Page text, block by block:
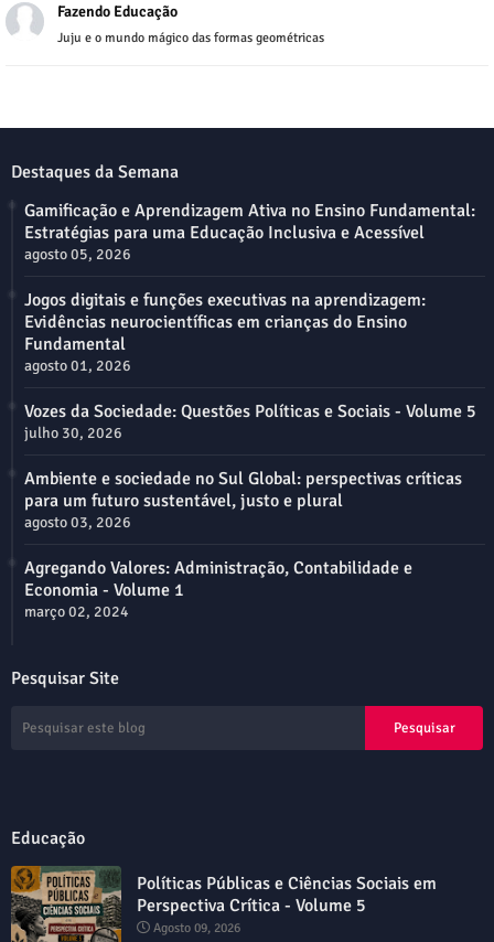
Fazendo Educação
Juju e o mundo mágico das formas geométricas
Destaques da Semana
Gamificação e Aprendizagem Ativa no Ensino Fundamental:
Estratégias para uma Educação Inclusiva e Acessível
agosto 05, 2026
Jogos digitais e funções executivas na aprendizagem:
Evidências neurocientíficas em crianças do Ensino
Fundamental
agosto 01, 2026
Vozes da Sociedade: Questões Políticas e Sociais - Volume 5
julho 30, 2026
Ambiente e sociedade no Sul Global: perspectivas críticas
para um futuro sustentável, justo e plural
agosto 03, 2026
Agregando Valores: Administração, Contabilidade e
Economia - Volume 1
março 02, 2024
Pesquisar Site
Educação
Políticas Públicas e Ciências Sociais em
Perspectiva Crítica - Volume 5
Agosto 09, 2026